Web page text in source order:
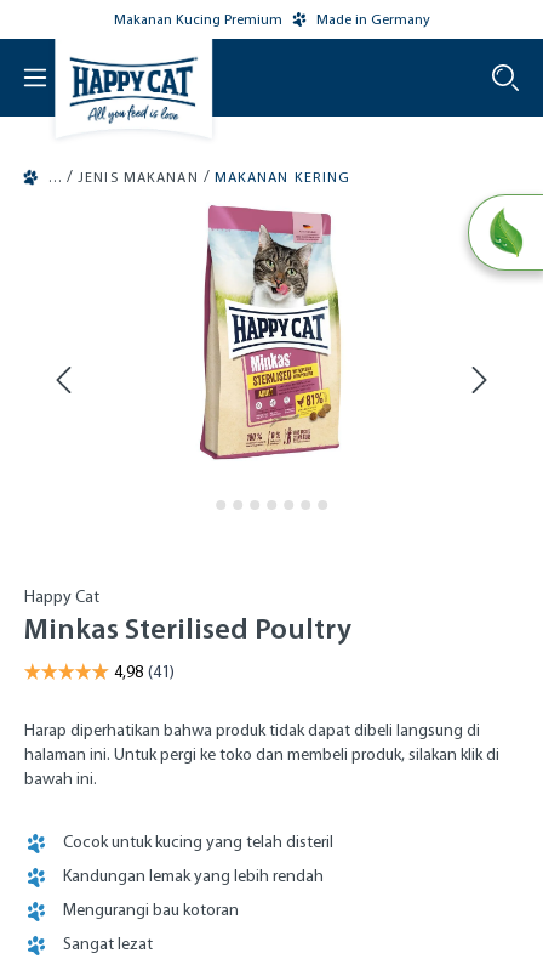
main contentMakanan Kucing Premium Made in Germany
/ JENIS MAKANAN / MAKANAN KERING
Happy Cat
Minkas Sterilised Poultry
Harap diperhatikan bahwa produk tidak dapat dibeli langsung di
halaman ini. Untuk pergi ke toko dan membeli produk, silakan klik di
bawah ini.
Cocok untuk kucing yang telah disteril
Kandungan lemak yang lebih rendah
Mengurangi bau kotoran
Sangat lezat